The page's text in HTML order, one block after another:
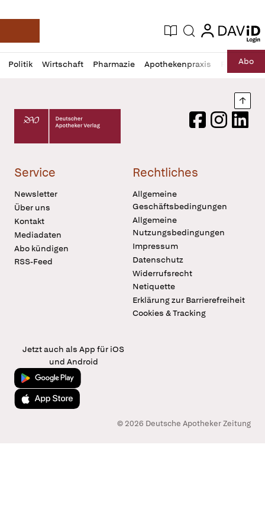
Deutsche Apotheker Zeitung
Aktuelle Ausgabe
Suche login
login
Politik Wirtschaft Pharmazie Apothekenpraxis RechtAbo
Profil
öffnen
Daz
Pur
Deutscher Apotheker Verlag Logo
FacebookInstagram
Service
Newsletter
Über uns
Kontakt
Mediadaten
Abo kündigen
RSS-Feed
Rechtliches
Allgemeine
Geschäftsbedingungen
Allgemeine
Nutzungsbedingungen
Impressum
Datenschutz
Widerrufsrecht
Netiquette
Erklärung zur Barrierefreiheit
Cookies & Tracking
Jetzt auch als App für iOS
und Android
Jetzt bei Google Play
Laden im App Store
© 2026 Deutsche Apotheker Zeitung